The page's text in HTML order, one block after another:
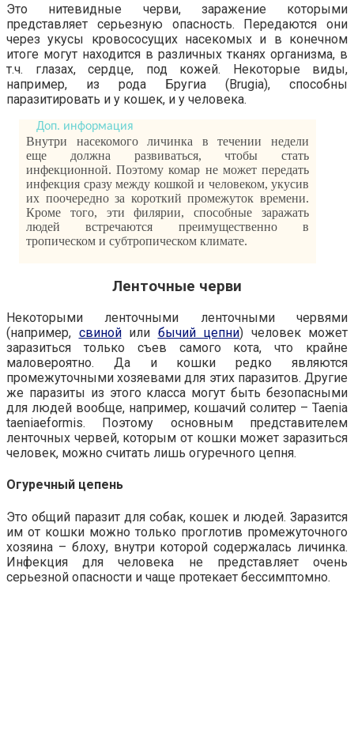
Это нитевидные черви, заражение которыми
представляет серьезную опасность. Передаются они
через укусы кровососущих насекомых и в конечном
итоге могут находится в различных тканях организма, в
т.ч. глазах, сердце, под кожей. Некоторые виды,
например, из рода Бругиа (Brugia), способны
паразитировать и у кошек, и у человека.
Внутри насекомого личинка в течении недели
еще должна развиваться, чтобы стать
инфекционной. Поэтому комар не может передать
инфекция сразу между кошкой и человеком, укусив
их поочередно за короткий промежуток времени.
Кроме того, эти филярии, способные заражать
людей встречаются преимущественно в
тропическом и субтропическом климате.
Ленточные черви
Некоторыми ленточными ленточными червями
(например, свинойили бычий цепни) человек может
заразиться только съев самого кота, что крайне
маловероятно. Да и кошки редко являются
промежуточными хозяевами для этих паразитов. Другие
же паразиты из этого класса могут быть безопасными
для людей вообще, например, кошачий солитер – Taenia
taeniaeformis. Поэтому основным представителем
ленточных червей, которым от кошки может заразиться
человек, можно считать лишь огуречного цепня.
Огуречный цепень
Это общий паразит для собак, кошек и людей. Заразится
им от кошки можно только проглотив промежуточного
хозяина – блоху, внутри которой содержалась личинка.
Инфекция для человека не представляет очень
серьезной опасности и чаще протекает бессимптомно.